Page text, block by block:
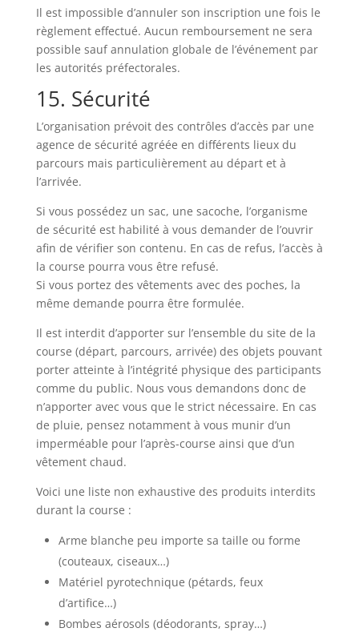
Il est impossible d’annuler son inscription une fois le
règlement effectué. Aucun remboursement ne sera
possible sauf annulation globale de l’événement par
les autorités préfectorales.
15. Sécurité
L’organisation prévoit des contrôles d’accès par une
agence de sécurité agréée en différents lieux du
parcours mais particulièrement au départ et à
l’arrivée.
Si vous possédez un sac, une sacoche, l’organisme
de sécurité est habilité à vous demander de l’ouvrir
afin de vérifier son contenu. En cas de refus, l’accès à
la course pourra vous être refusé.
Si vous portez des vêtements avec des poches, la
même demande pourra être formulée.
Il est interdit d’apporter sur l’ensemble du site de la
course (départ, parcours, arrivée) des objets pouvant
porter atteinte à l’intégrité physique des participants
comme du public. Nous vous demandons donc de
n’apporter avec vous que le strict nécessaire. En cas
de pluie, pensez notamment à vous munir d’un
imperméable pour l’après-course ainsi que d’un
vêtement chaud.
Voici une liste non exhaustive des produits interdits
durant la course :
Arme blanche peu importe sa taille ou forme
(couteaux, ciseaux…)
Matériel pyrotechnique (pétards, feux
d’artifice…)
Bombes aérosols (déodorants, spray…)